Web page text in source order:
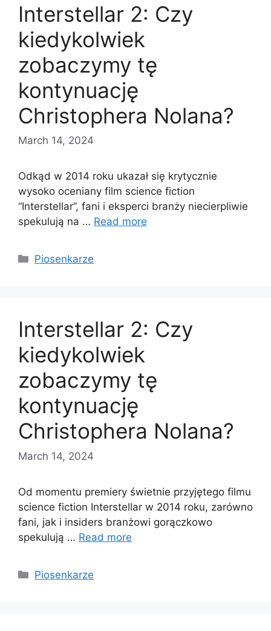
Interstellar 2: Czy
kiedykolwiek
zobaczymy tę
kontynuację
Christophera Nolana?
March 14, 2024
Odkąd w 2014 roku ukazał się krytycznie
wysoko oceniany film science fiction
“Interstellar”, fani i eksperci branży niecierpliwie
spekulują na … Read more
Categories
Piosenkarze
Interstellar 2: Czy
kiedykolwiek
zobaczymy tę
kontynuację
Christophera Nolana?
March 14, 2024
Od momentu premiery świetnie przyjętego filmu
science fiction Interstellar w 2014 roku, zarówno
fani, jak i insiders branżowi gorączkowo
spekulują … Read more
Categories
Piosenkarze